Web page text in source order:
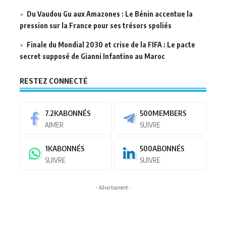
Du Vaudou Gu aux Amazones : Le Bénin accentue la
pression sur la France pour ses trésors spoliés
Finale du Mondial 2030 et crise de la FIFA : Le pacte
secret supposé de Gianni Infantino au Maroc
RESTEZ CONNECTÉ
7.2KABONNÉS
AIMER
500MEMBERS
SUIVRE
1KABONNÉS
SUIVRE
500ABONNÉS
SUIVRE
- Advertisement -